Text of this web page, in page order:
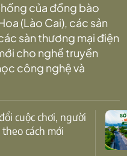
của đồng bào
(Lào Cai), các sản
sàn thương mại điện
cho nghề truyền
công nghệ và
cách mới